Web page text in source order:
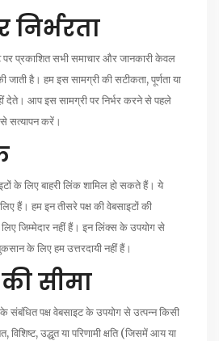
निर्भरता
पर प्रकाशित सभी समाचार और जानकारी केवल
जाती है। हम इस सामग्री की सटीकता, पूर्णता या
देते। आप इस सामग्री पर निर्भर करने से पहले
से सत्यापन करें।
के लिए बाहरी लिंक शामिल हो सकते हैं। ये
हैं। हम इन तीसरे पक्ष की वेबसाइटों की
जिम्मेदार नहीं हैं। इन लिंक्स के उपयोग से
के लिए हम उत्तरदायी नहीं हैं।
सीमा
संबंधित पक्ष वेबसाइट के उपयोग से उत्पन्न किसी
विशिष्ट, उद्धृत या परिणामी क्षति (जिसमें आय या